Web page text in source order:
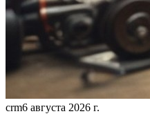
crm6 августа 2026 г.